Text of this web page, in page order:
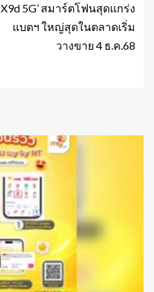
X9d 5G’ สมาร์ตโฟนสุดแกร่ง
แบตฯ ใหญ่สุดในตลาดเริ่ม
วางขาย 4 ธ.ค.68